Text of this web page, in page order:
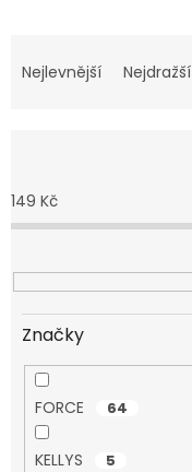
a
p
r
o
u
Nejlevnější Nejdražší
149 Kč
Značky
FORCE 64
KELLYS 5